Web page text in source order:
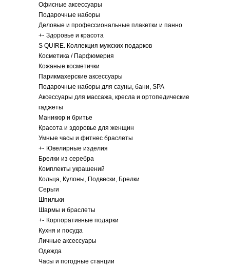
Офисные аксессуары
Подарочные наборы
Деловые и профессиональные плакетки и панно
+- Здоровье и красота
S QUIRE. Коллекция мужских подарков
Косметика / Парфюмерия
Кожаные косметички
Парикмахерские аксессуары
Подарочные наборы для сауны, бани, SPA
Аксессуары для массажа, кресла и ортопедические
гаджеты
Маникюр и бритье
Красота и здоровье для женщин
Умные часы и фитнес браслеты
+- Ювелирные изделия
Брелки из серебра
Комплекты украшений
Кольца, Кулоны, Подвески, Брелки
Серьги
Шпильки
Шармы и браслеты
+- Корпоративные подарки
Кухня и посуда
Личные аксессуары
Одежда
Часы и погодные станции